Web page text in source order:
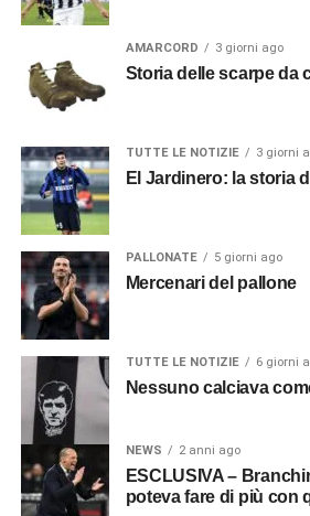
AMARCORD 3 giorni ago
Storia delle scarpe da
TUTTE LE NOTIZIE 3 giorni
El Jardinero: la storia
PALLONATE 5 giorni ago
Mercenari del pallone
TUTTE LE NOTIZIE 6 giorni
Nessuno calciava
NEWS 2 anni ago
ESCLUSIVA –
poteva fare di più con